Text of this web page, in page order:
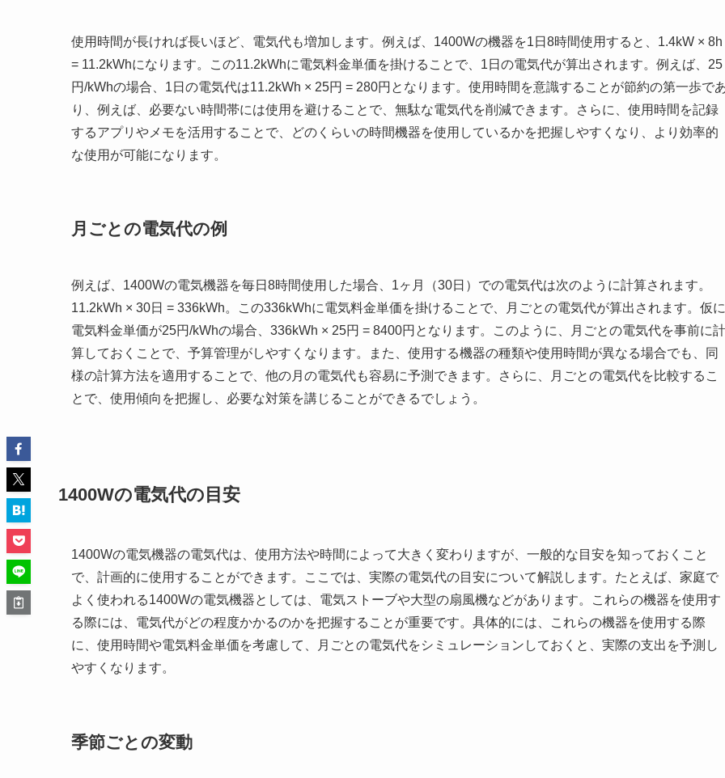
使用時間が長ければ長いほど、電気代も増加します。例えば、1400Wの機器を1日8時間使用すると、1.4kW × 8h
= 11.2kWhになります。この11.2kWhに電気料金単価を掛けることで、1日の電気代が算出されます。例えば、25
円/kWhの場合、1日の電気代は11.2kWh × 25円 = 280円となります。使用時間を意識することが節約の第一歩で
り、例えば、必要ない時間帯には使用を避けることで、無駄な電気代を削減できます。さらに、使用時間を記録
するアプリやメモを活用することで、どのくらいの時間機器を使用しているかを把握しやすくなり、より効率的
な使用が可能になります。
月ごとの電気代の例
例えば、1400Wの電気機器を毎日8時間使用した場合、1ヶ月（30日）での電気代は次のように計算されます。
11.2kWh × 30日 = 336kWh。この336kWhに電気料金単価を掛けることで、月ごとの電気代が算出されます。仮に
電気料金単価が25円/kWhの場合、336kWh × 25円 = 8400円となります。このように、月ごとの電気代を事前に計
算しておくことで、予算管理がしやすくなります。また、使用する機器の種類や使用時間が異なる場合でも、同
様の計算方法を適用することで、他の月の電気代も容易に予測できます。さらに、月ごとの電気代を比較するこ
とで、使用傾向を把握し、必要な対策を講じることができるでしょう。
1400Wの電気代の目安
1400Wの電気機器の電気代は、使用方法や時間によって大きく変わりますが、一般的な目安を知っておくこと
で、計画的に使用することができます。ここでは、実際の電気代の目安について解説します。たとえば、家庭で
よく使われる1400Wの電気機器としては、電気ストーブや大型の扇風機などがあります。これらの機器を使用す
る際には、電気代がどの程度かかるのかを把握することが重要です。具体的には、これらの機器を使用する際
に、使用時間や電気料金単価を考慮して、月ごとの電気代をシミュレーションしておくと、実際の支出を予測し
やすくなります。
季節ごとの変動